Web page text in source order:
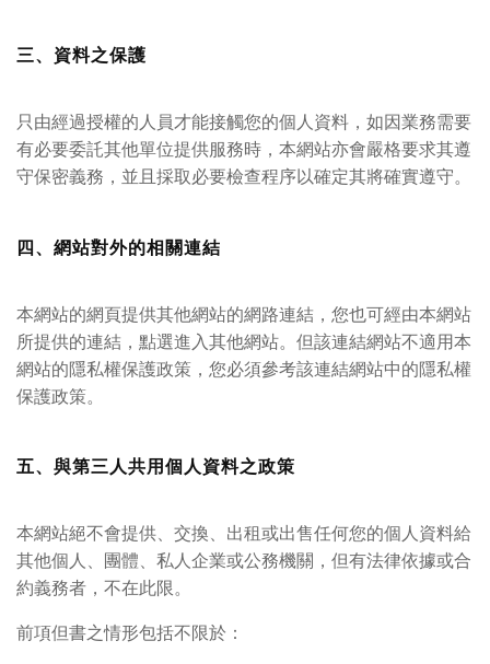
三、資料之保護
只由經過授權的人員才能接觸您的個人資料，如因業務需要
有必要委託其他單位提供服務時，本網站亦會嚴格要求其遵
守保密義務，並且採取必要檢查程序以確定其將確實遵守。
四、網站對外的相關連結
本網站的網頁提供其他網站的網路連結，您也可經由本網站
所提供的連結，點選進入其他網站。但該連結網站不適用本
網站的隱私權保護政策，您必須參考該連結網站中的隱私權
保護政策。
五、與第三人共用個人資料之政策
本網站絕不會提供、交換、出租或出售任何您的個人資料給
其他個人、團體、私人企業或公務機關，但有法律依據或合
約義務者，不在此限。
前項但書之情形包括不限於：